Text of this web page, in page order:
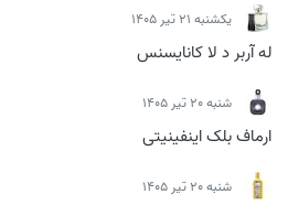
يكشنبه 21 تیر 1405
له آربر د لا کانایسنس
شنبه 20 تیر 1405
ارماف بلک اینفینیتی
شنبه 20 تیر 1405